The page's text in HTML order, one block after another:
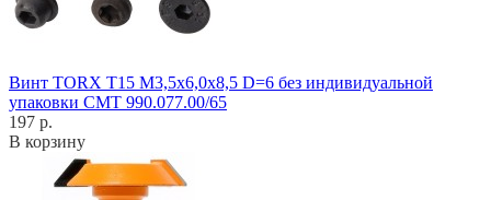
Винт TORX T15 M3,5x6,0x8,5 D=6 без индивидуальной
упаковки CMT 990.077.00/65
197 р.
В корзину